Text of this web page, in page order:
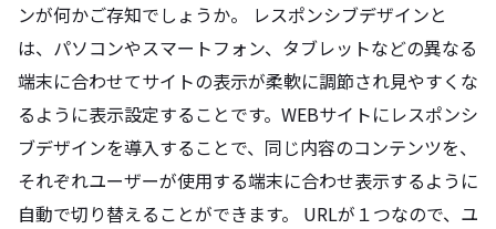
ンが何かご存知でしょうか。 レスポンシブデザインと
は、パソコンやスマートフォン、タブレットなどの異なる
端末に合わせてサイトの表示が柔軟に調節され見やすくな
るように表示設定することです。WEBサイトにレスポンシ
ブデザインを導入することで、同じ内容のコンテンツを、
それぞれユーザーが使用する端末に合わせ表示するように
自動で切り替えることができます。 URLが１つなので、ユ